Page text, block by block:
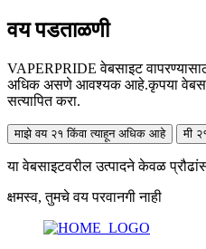
वय पडताळणी
VAPERPRIDE वेबसाइट
अधिक असणे आवश्यक आहे.कृपया
सत्यापित करा.
माझे वय २१ किंवा त्याहून अधिक आहे मी
या वेबसाइटवरील उत्पादने केवळ
क्षमस्व, तुमचे वय परवानगी नाही